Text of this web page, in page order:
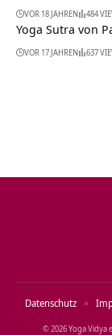
VOR 18 JAHREN 484
Yoga Sutra von
VOR 17 JAHREN 637
© 2026 Yoga Vidya
Datenschutz